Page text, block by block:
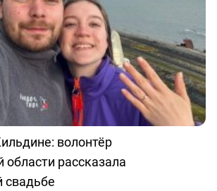
волонтёр
рассказала
свадьбе